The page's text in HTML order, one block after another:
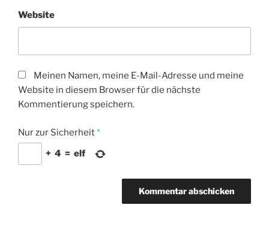
Website
Meinen Namen, meine E-Mail-Adresse und meine
Website in diesem Browser für die nächste
Kommentierung speichern.
Nur zur Sicherheit*
+ 4 = elf